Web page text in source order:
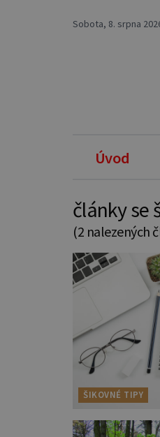
Sobota, 8. srpna
Úvod
články se
(2 nalezených
ŠIKOVNÉ TIPY